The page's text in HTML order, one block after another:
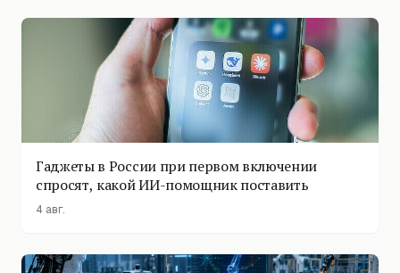
Гаджеты в России при первом включении
спросят, какой ИИ-помощник поставить
4 авг.